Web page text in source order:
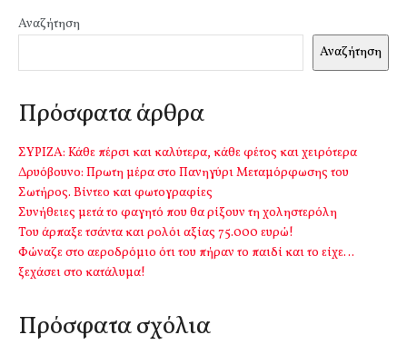
Αναζήτηση
Αναζήτηση
Πρόσφατα άρθρα
ΣΥΡΙΖΑ: Κάθε πέρσι και καλύτερα, κάθε φέτος και χειρότερα
Δρυόβουνο: Πρωτη μέρα στο Πανηγύρι Μεταμόρφωσης του
Σωτήρος. Βίντεο και φωτογραφίες
Συνήθειες μετά το φαγητό που θα ρίξουν τη χοληστερόλη
Του άρπαξε τσάντα και ρολόι αξίας 75.000 ευρώ!
Φώναζε στο αεροδρόμιο ότι του πήραν το παιδί και το είχε…
ξεχάσει στο κατάλυμα!
Πρόσφατα σχόλια